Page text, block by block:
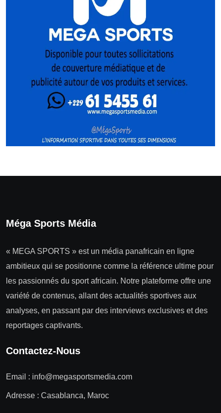
Méga Sports Média
« MEGA SPORTS » est un média panafricain en ligne
ambitieux qui se positionne comme la référence ultime pour
les passionnés du sport africain. Notre plateforme offre une
variété de contenus, allant des actualités sportives aux
analyses, en passant par des interviews exclusives et des
reportages captivants.
Contactez-Nous
Email : info@megasportsmedia.com
Adresse : Casablanca, Maroc